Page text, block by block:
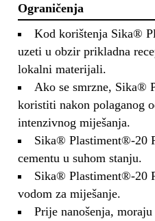
Ograničenja
Kod korištenja Sika®
uzeti u obzir prikladna
lokalni materijali.
Ako se smrzne, Sika®
koristiti nakon polaganog
intenzivnog miješanja.
Sika® Plastiment®-20
cementu u suhom stanju.
Sika® Plastiment®-20
vodom za miješanje.
Prije nanošenja,